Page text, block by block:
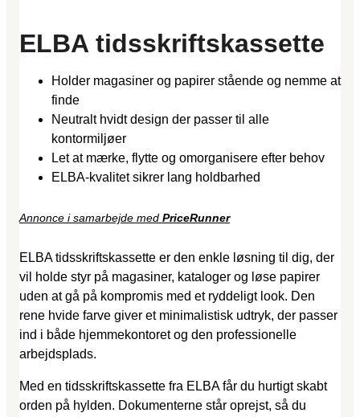
ELBA tidsskriftskassette
Holder magasiner og papirer stående og nemme at
finde
Neutralt hvidt design der passer til alle
kontormiljøer
Let at mærke, flytte og omorganisere efter behov
ELBA-kvalitet sikrer lang holdbarhed
Annonce i samarbejde med PriceRunner
ELBA tidsskriftskassette er den enkle løsning til dig, der
vil holde styr på magasiner, kataloger og løse papirer
uden at gå på kompromis med et ryddeligt look. Den
rene hvide farve giver et minimalistisk udtryk, der passer
ind i både hjemmekontoret og den professionelle
arbejdsplads.
Med en tidsskriftskassette fra ELBA får du hurtigt skabt
orden på hylden. Dokumenterne står oprejst, så du